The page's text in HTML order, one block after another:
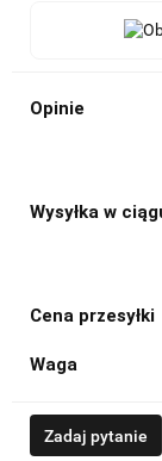
Opinie
Wysyłka w
Cena przesyłki
Waga
Zadaj pytanie